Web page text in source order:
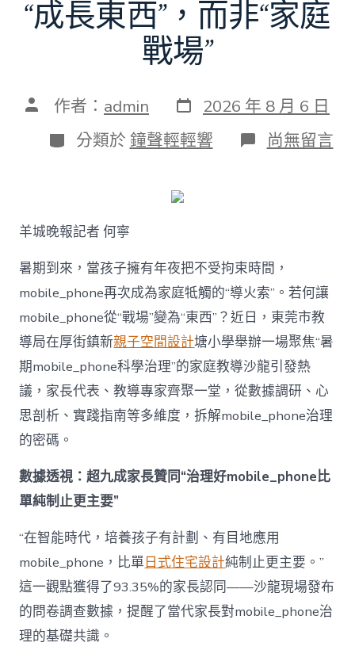
“成長東西”，而非“家庭
戰場”
文 作者： admin 發
表
日
期
2026 年 8 月 6 日
分
類
分類於 鐘聲輕輕響 在
〈若
治
理
難
題？
讓
mobilJIUYI
俱
意
空
間
設
成
為
東
西”，
而
非
“家
庭
尚無留言
羊城晚報記者 何寧
暑期到來，當孩子擁有年夜把不受拘束時間，
mobile_phone再次成為家庭牴觸的“導火索”。若何讓
mobile_phone從“戰場”變為“東西”？近日，東莞市教
導局在厚街鎮新親子空間設計塘小學舉辦一場聚焦“暑
期mobile_phone科學治理”的家庭教導沙龍引發熱
議，家長代表、教導專家齊聚一堂，從數據調研、心
思剖析、實踐指南等多維度，拆解mobile_phone治理
的密碼。
數據透視：超九成家長贊同“治理好mobile_phone比
單純制止更主要”
“在智能時代，培養孩子有計劃、有目地應用
mobile_phone，比單日式住宅設計純制止更主要。”
這一觀點獲得了93.35%的家長認同——沙龍現場發布
的問卷調查數據，提醒了當代家長對mobile_phone治
理的基礎共識。